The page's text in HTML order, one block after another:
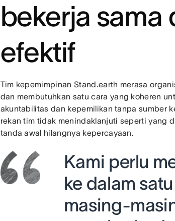
bekerja sama
efektif
Tim kepemimpinan Stand.earth merasa
dan membutuhkan satu cara yang koheren
akuntabilitas dan kepemilikan tanpa sumber
rekan tim tidak menindaklanjuti seperti yang
tanda awal hilangnya kepercayaan.
Kami perlu
ke dalam
masing-